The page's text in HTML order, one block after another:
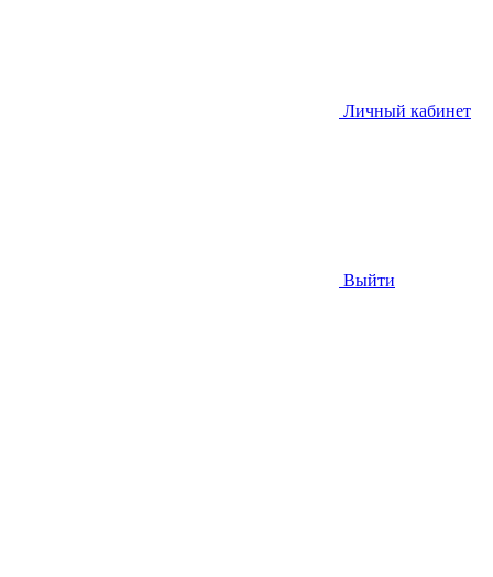
Личный кабинет
Выйти